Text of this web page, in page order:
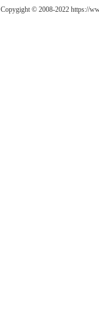
Copygight © 2008-2022 https://